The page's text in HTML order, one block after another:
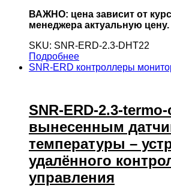
ВАЖНО: цена зависит от
менеджера актуальную цену.
SKU: SNR-ERD-2.3-DHT22
Подробнее
SNR-ERD контроллеры
SNR-ERD-2.3-
вынесенным
температуры –
удалённого
управления